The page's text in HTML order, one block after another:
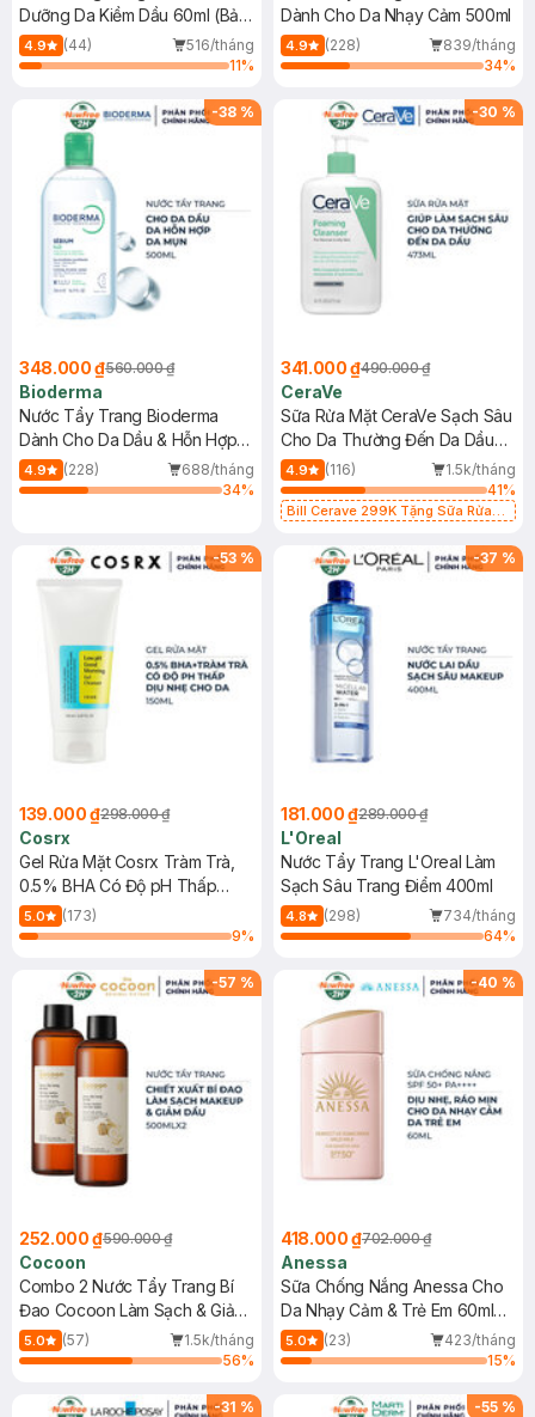
Dưỡng Da Kiềm Dầu 60ml (Bản
Mới)
4.9 (44)
516/tháng
11%
Dành Cho Da Nhạy Cảm 500ml
4.9 (228)
839/tháng
34%
-38 %
348.000 ₫560.000 ₫
Bioderma
Nước Tẩy Trang Bioderma
Dành Cho Da Dầu & Hỗn Hợp
500ml
4.9 (228)
688/tháng
34%
-30 %
341.000 ₫490.000 ₫
CeraVe
Sữa Rửa Mặt CeraVe Sạch Sâu
Cho Da Thường Đến Da Dầu
473ml
4.9 (116)
1.5k/tháng
41%
Bill Cerave 299K Tặng Sữa Rửa
-53 %
139.000 ₫298.000 ₫
Cosrx
Gel Rửa Mặt Cosrx Tràm Trà,
0.5% BHA Có Độ pH Thấp
150ml
5.0
(173)
9%
-37 %
181.000 ₫289.000 ₫
L'Oreal
Nước Tẩy Trang L'Oreal Làm
Sạch Sâu Trang Điểm 400ml
4.8 (298)
734/tháng
64%
-57 %
252.000 ₫590.000 ₫
Cocoon
Combo 2 Nước Tẩy Trang Bí
Đao Cocoon Làm Sạch & Giảm
Dầu 500ml
5.0 (57)
1.5k/tháng
56%
-40 %
418.000 ₫702.000 ₫
Anessa
Sữa Chống Nắng Anessa Cho
Da Nhạy Cảm & Trẻ Em 60ml
(Mới)
5.0 (23)
423/tháng
15%
-31 % -55 %